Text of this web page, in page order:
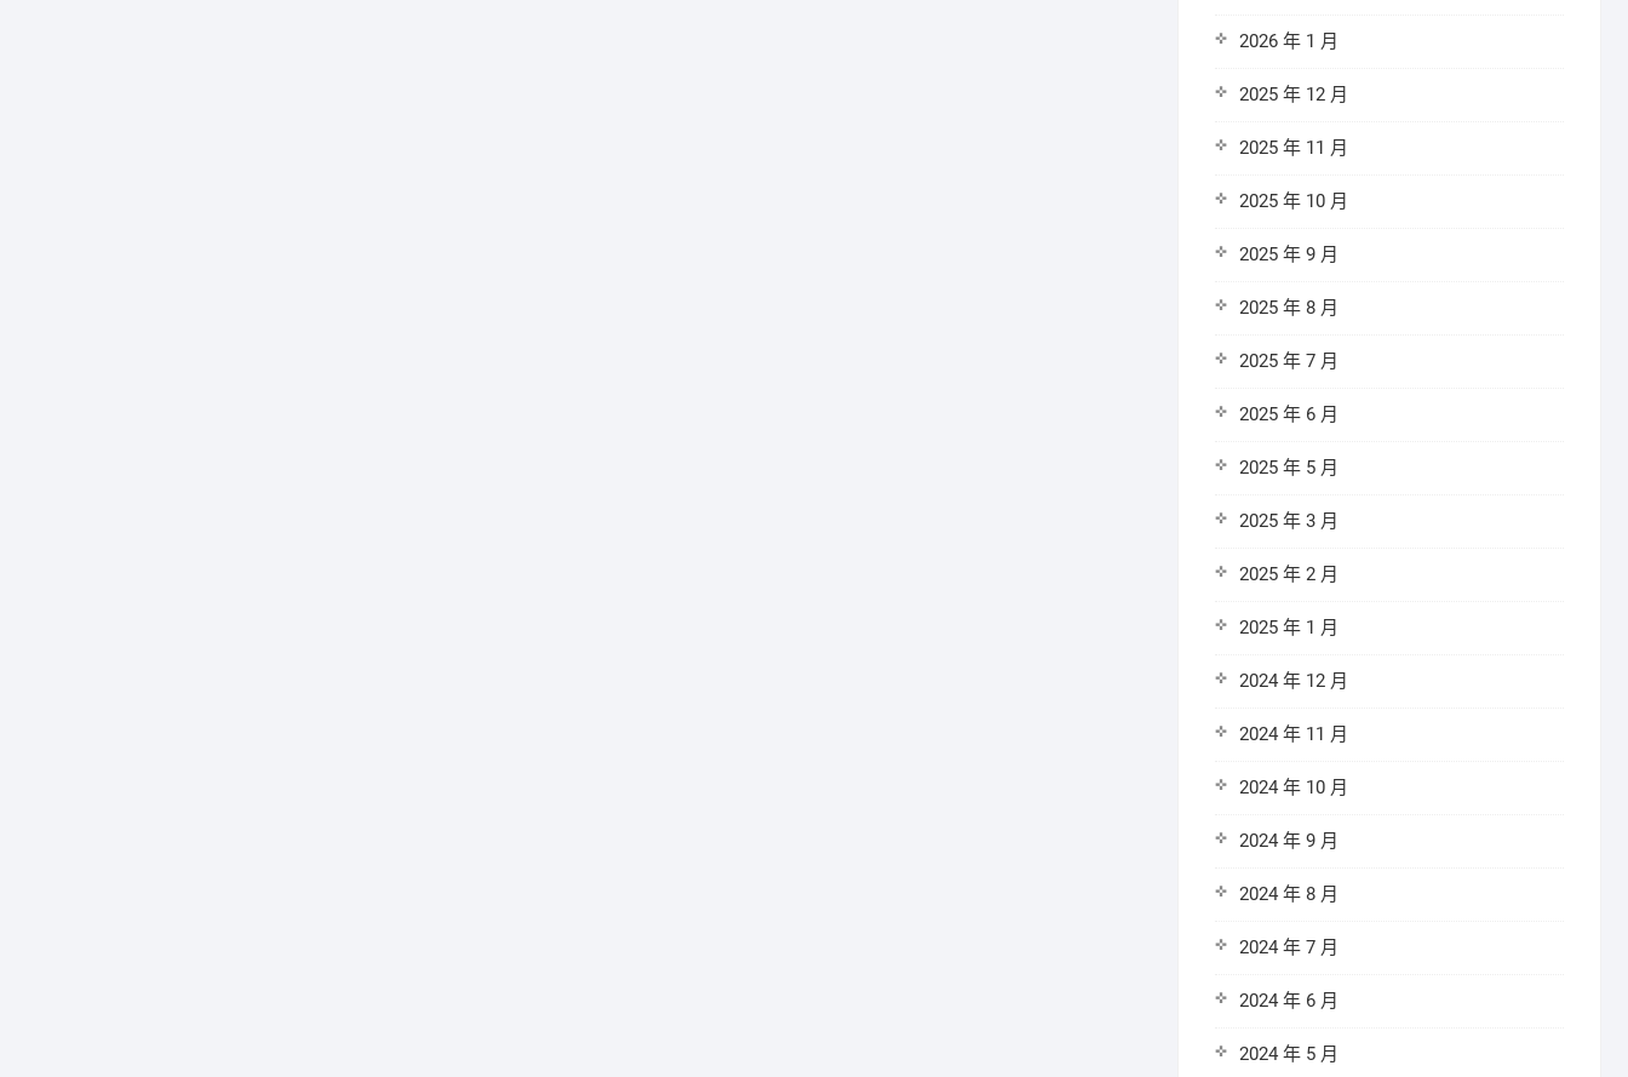
2026 年 1 月
2025 年 12 月
2025 年 11 月
2025 年 10 月
2025 年 9 月
2025 年 8 月
2025 年 7 月
2025 年 6 月
2025 年 5 月
2025 年 3 月
2025 年 2 月
2025 年 1 月
2024 年 12 月
2024 年 11 月
2024 年 10 月
2024 年 9 月
2024 年 8 月
2024 年 7 月
2024 年 6 月
2024 年 5 月